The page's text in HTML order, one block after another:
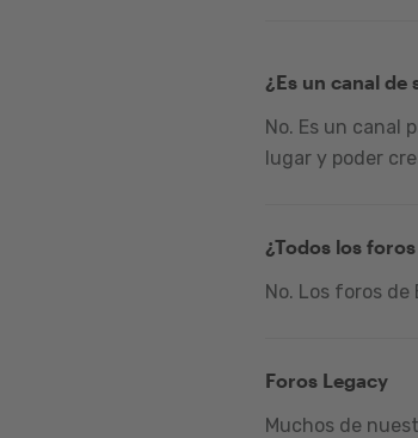
¿Es un canal
No. Es un canal
lugar y poder
¿Todos los
No. Los foros
Foros Legacy
Muchos de